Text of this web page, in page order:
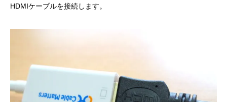
HDMIケーブルを接続します。